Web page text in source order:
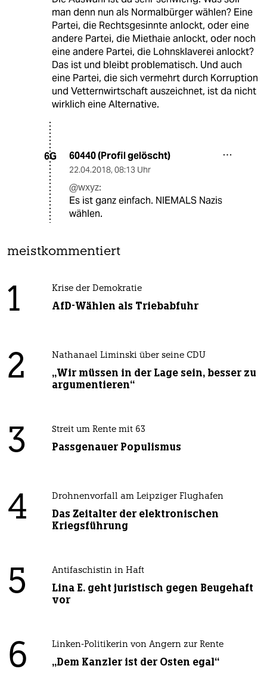
man denn nun als Normalbürger wählen? Eine
Partei, die Rechtsgesinnte anlockt, oder eine
andere Partei, die Miethaie anlockt, oder noch
eine andere Partei, die Lohnsklaverei anlockt?
Das ist und bleibt problematisch. Und auch
eine Partei, die sich vermehrt durch Korruption
und Vetternwirtschaft auszeichnet, ist da nicht
wirklich eine Alternative.
6G 60440 (Profil gelöscht)
22.04.2018, 08:13 Uhr
@wxyz:
Es ist ganz einfach. NIEMALS Nazis
wählen.
meistkommentiert
1 Krise der Demokratie
AfD-Wählen als Triebabfuhr
2 Nathanael Liminski über seine CDU
„Wir müssen in der Lage sein, besser zu
argumentieren“
3 Streit um Rente mit 63
Passgenauer Populismus
4 Drohnenvorfall am Leipziger Flughafen
Das Zeitalter der elektronischen
Kriegsführung
5 Antifaschistin in Haft
Lina E. geht juristisch gegen Beugehaft
vor
6 Linken-Politikerin von Angern zur Rente
„Dem Kanzler ist der Osten egal“